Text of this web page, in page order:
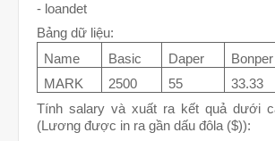
- loandet
Bảng dữ liệu:
Name
Basic Daper Bonper
MARK
2500 55 33.33
Tính salary và xuất ra kết quả dưới
(Lương được in ra gần dấu đôla ($)):